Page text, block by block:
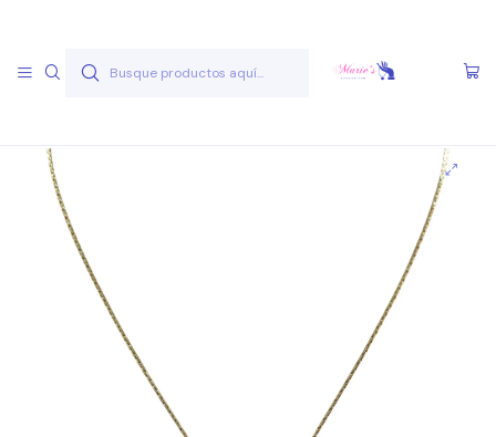
Inicio Joyas Acero Quirúgico Cadenas Acero Quirúgico
Cadenas A.Q. Dorados Cadena AQ D 13